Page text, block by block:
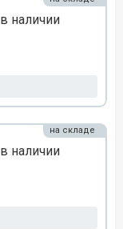
в наличии
в наличии
на складе